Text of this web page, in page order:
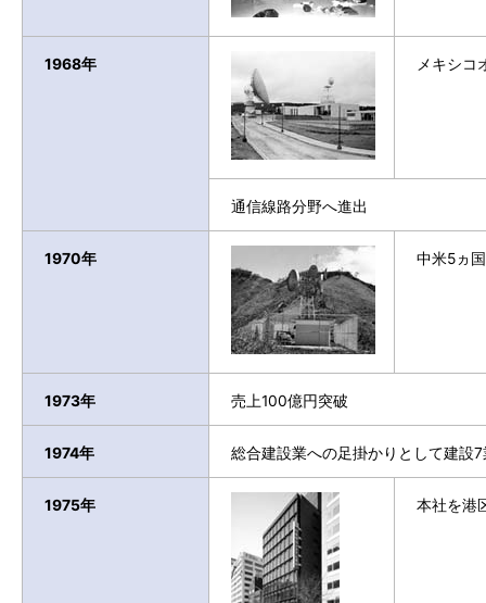
1968年 メキシコ
通信線路分野へ進出
1970年 中米5ヵ
1973年 売上100億円突破
1974年 総合建設業への足掛かりとして建設
1975年 本社を港